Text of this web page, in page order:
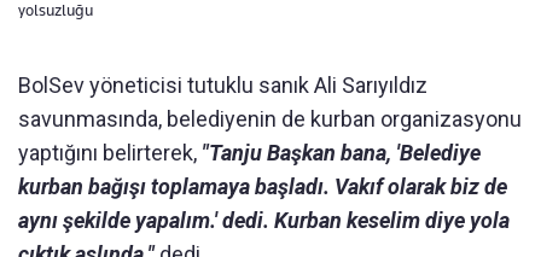
yolsuzluğu
BolSev yöneticisi tutuklu sanık Ali Sarıyıldız
savunmasında, belediyenin de kurban organizasyonu
yaptığını belirterek, "Tanju Başkan bana, 'Belediye
kurban bağışı toplamaya başladı. Vakıf olarak biz de
aynı şekilde yapalım.' dedi. Kurban keselim diye yola